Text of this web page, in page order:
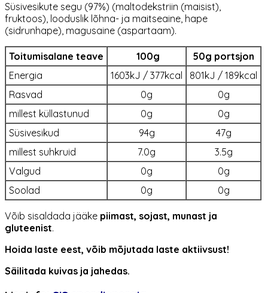
Süsivesikute segu (97%) (maltodekstriin (maisist),
fruktoos), looduslik lõhna- ja maitseaine, hape
(sidrunhape), magusaine (aspartaam).
Toitumisalane teave 100g
50g portsjon
Energia
1603kJ / 377kcal
801kJ / 189kcal
Rasvad
0g
0g
millest küllastunud
0g
0g
Süsivesikud
94g
47g
millest suhkruid
7.0g
3.5g
Valgud
0g
0g
Soolad
0g 0g
Võib sisaldada jääke piimast, sojast, munast ja
gluteenist.
Hoida laste eest, võib mõjutada laste aktiivsust!
Säilitada kuivas ja jahedas.​